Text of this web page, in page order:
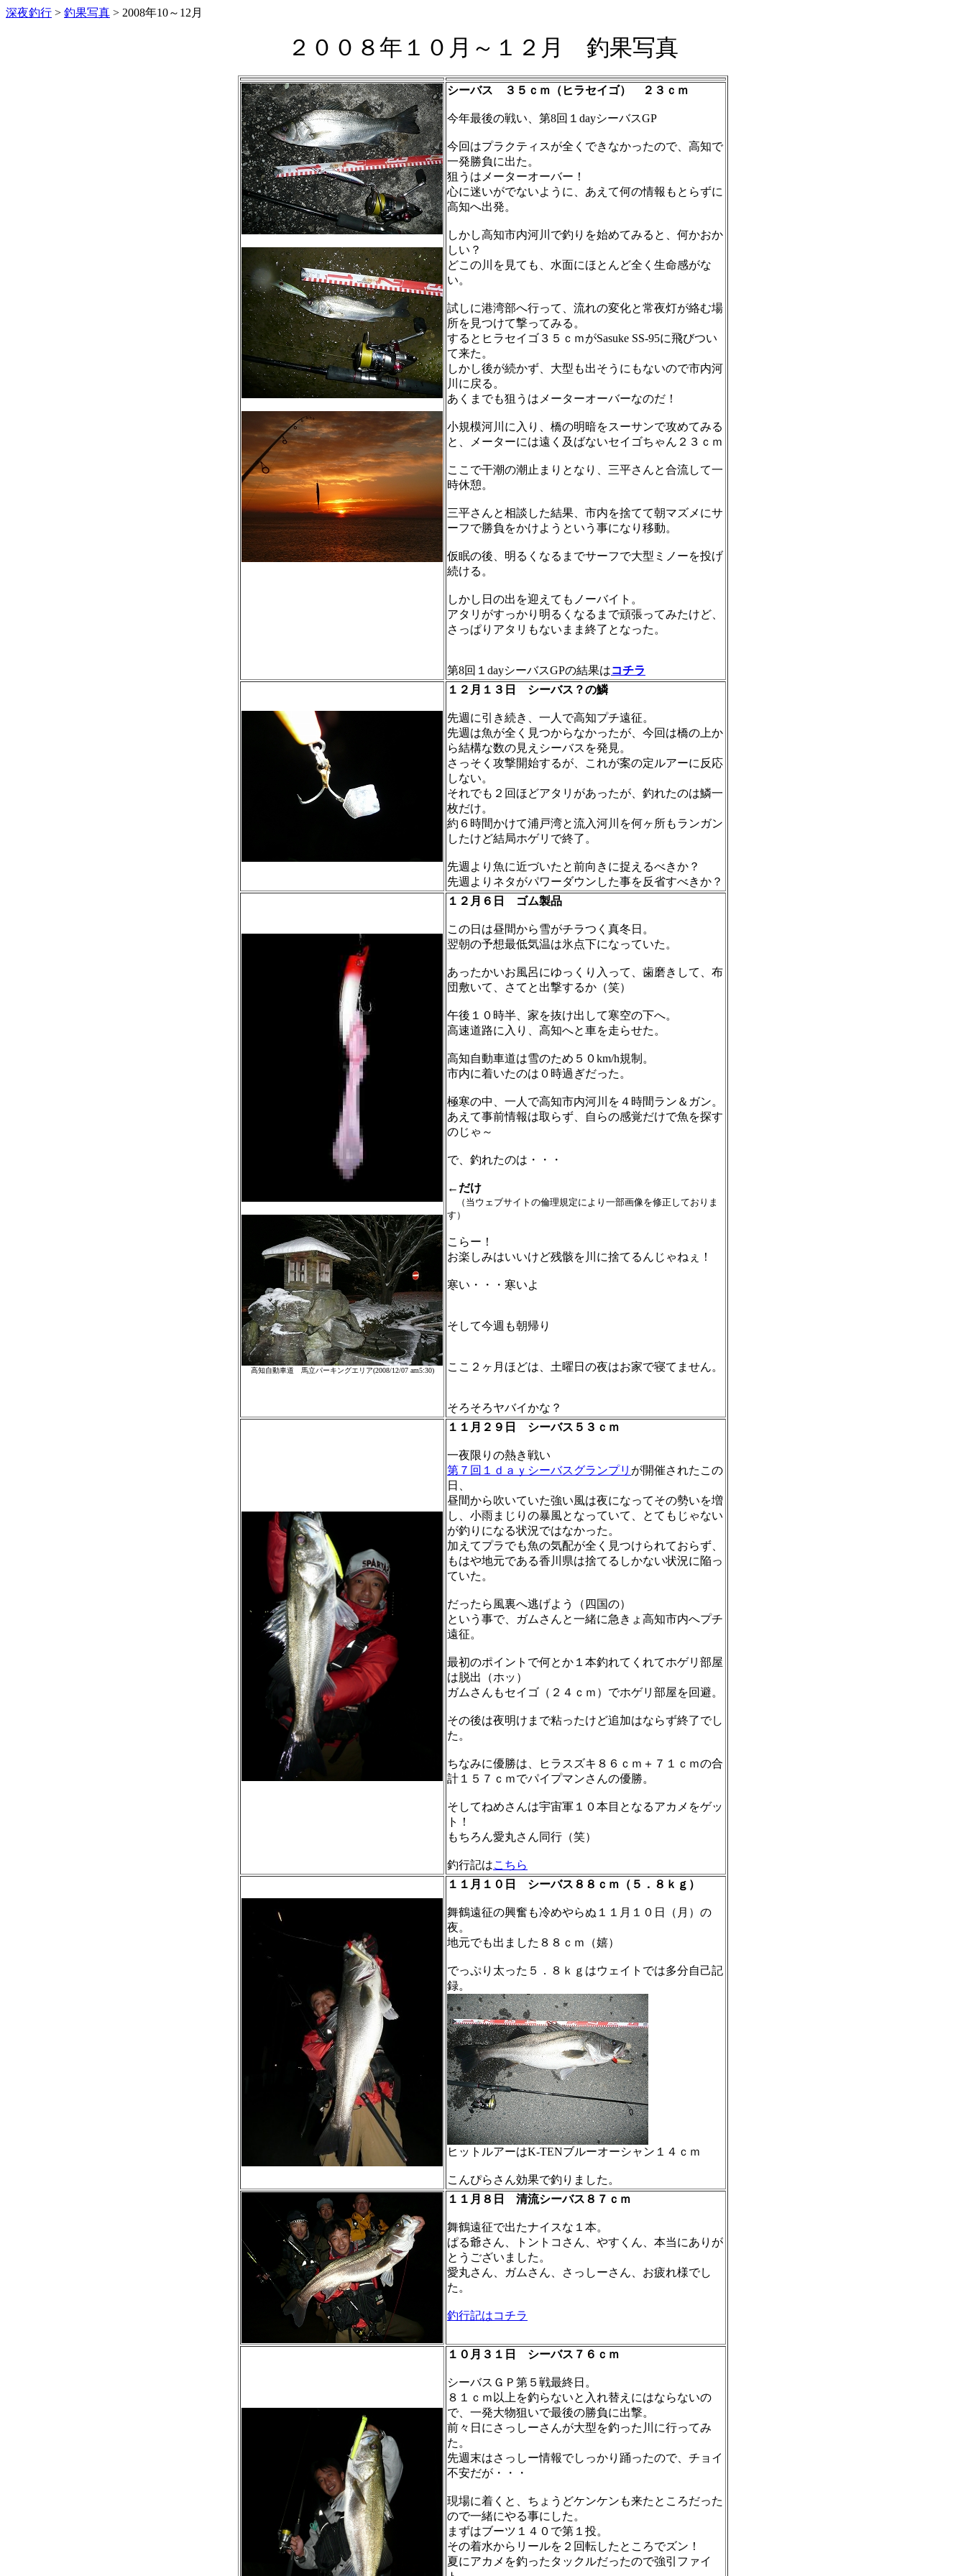
深夜釣行 > 釣果写真 > 2008年10～12月
２００８年１０月～１２月 釣果写真
シーバス ３５ｃｍ（ヒラセイゴ） ２３ｃｍ
今年最後の戦い、第8回１dayシーバスGP
今回はプラクティスが全くできなかったので、高知で
一発勝負に出た。
狙うはメーターオーバー！
心に迷いがでないように、あえて何の情報もとらずに
高知へ出発。
しかし高知市内河川で釣りを始めてみると、何かおか
しい？
どこの川を見ても、水面にほとんど全く生命感がな
い。
試しに港湾部へ行って、流れの変化と常夜灯が絡む場
所を見つけて撃ってみる。
するとヒラセイゴ３５ｃｍがSasuke SS-95に飛びつい
て来た。
しかし後が続かず、大型も出そうにもないので市内河
川に戻る。
あくまでも狙うはメーターオーバーなのだ！
小規模河川に入り、橋の明暗をスーサンで攻めてみる
と、メーターには遠く及ばないセイゴちゃん２３ｃｍ
ここで干潮の潮止まりとなり、三平さんと合流して一
時休憩。
三平さんと相談した結果、市内を捨てて朝マズメにサ
ーフで勝負をかけようという事になり移動。
仮眠の後、明るくなるまでサーフで大型ミノーを投げ
続ける。
しかし日の出を迎えてもノーバイト。
アタリがすっかり明るくなるまで頑張ってみたけど、
さっぱりアタリもないまま終了となった。
第8回１dayシーバスGPの結果はコチラ
１２月１３日 シーバス？の鱗
先週に引き続き、一人で高知プチ遠征。
先週は魚が全く見つからなかったが、今回は橋の上か
ら結構な数の見えシーバスを発見。
さっそく攻撃開始するが、これが案の定ルアーに反応
しない。
それでも２回ほどアタリがあったが、釣れたのは鱗一
枚だけ。
約６時間かけて浦戸湾と流入河川を何ヶ所もランガン
したけど結局ホゲリで終了。
先週より魚に近づいたと前向きに捉えるべきか？
先週よりネタがパワーダウンした事を反省すべきか？
高知自動車道 馬立パーキングエリア(2008/12/07 am5:30)
１２月６日 ゴム製品
この日は昼間から雪がチラつく真冬日。
翌朝の予想最低気温は氷点下になっていた。
あったかいお風呂にゆっくり入って、歯磨きして、布
団敷いて、さてと出撃するか（笑）
午後１０時半、家を抜け出して寒空の下へ。
高速道路に入り、高知へと車を走らせた。
高知自動車道は雪のため５０km/h規制。
市内に着いたのは０時過ぎだった。
極寒の中、一人で高知市内河川を４時間ラン＆ガン。
あえて事前情報は取らず、自らの感覚だけで魚を探す
のじゃ～
で、釣れたのは・・・
←だけ
（当ウェブサイトの倫理規定により一部画像を修正しておりま
す）
こらー！
お楽しみはいいけど残骸を川に捨てるんじゃねぇ！
寒い・・・寒いよ
そして今週も朝帰り
ここ２ヶ月ほどは、土曜日の夜はお家で寝てません。
そろそろヤバイかな？
１１月２９日 シーバス５３ｃｍ
一夜限りの熱き戦い
第７回１ｄａｙシーバスグランプリ が開催されたこの
日、
昼間から吹いていた強い風は夜になってその勢いを増
し、小雨まじりの暴風となっていて、とてもじゃない
が釣りになる状況ではなかった。
加えてプラでも魚の気配が全く見つけられておらず、
もはや地元である香川県は捨てるしかない状況に陥っ
ていた。
だったら風裏へ逃げよう（四国の）
という事で、ガムさんと一緒に急きょ高知市内へプチ
遠征。
最初のポイントで何とか１本釣れてくれてホゲリ部屋
は脱出（ホッ）
ガムさんもセイゴ（２４ｃｍ）でホゲリ部屋を回避。
その後は夜明けまで粘ったけど追加はならず終了でし
た。
ちなみに優勝は、ヒラスズキ８６ｃｍ＋７１ｃｍの合
計１５７ｃｍでパイプマンさんの優勝。
そしてねめさんは宇宙軍１０本目となるアカメをゲッ
ト！
もちろん愛丸さん同行（笑）
釣行記はこちら
１１月１０日 シーバス８８ｃｍ（５．８ｋｇ）
舞鶴遠征の興奮も冷めやらぬ１１月１０日（月）の
夜。
地元でも出ました８８ｃｍ（嬉）
でっぷり太った５．８ｋｇはウェイトでは多分自己記
録。
ヒットルアーはK-TENブルーオーシャン１４ｃｍ
こんぴらさん効果で釣りました。
１１月８日 清流シーバス８７ｃｍ
舞鶴遠征で出たナイスな１本。
ぱる爺さん、トントコさん、やすくん、本当にありが
とうございました。
愛丸さん、ガムさん、さっしーさん、お疲れ様でし
た。
釣行記はコチラ
１０月３１日 シーバス７６ｃｍ
シーバスＧＰ第５戦最終日。
８１ｃｍ以上を釣らないと入れ替えにはならないの
で、一発大物狙いで最後の勝負に出撃。
前々日にさっしーさんが大型を釣った川に行ってみ
た。
先週末はさっしー情報でしっかり踊ったので、チョイ
不安だが・・・
現場に着くと、ちょうどケンケンも来たところだった
ので一緒にやる事にした。
まずはブーツ１４０で第１投。
その着水からリールを２回転したところでズン！
夏にアカメを釣ったタックルだったので強引ファイ